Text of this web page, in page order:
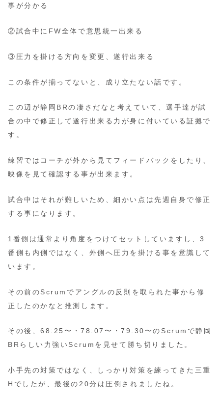
事が分かる
②試合中にFW全体で意思統一出来る
③圧力を掛ける方向を変更、遂行出来る
この条件が揃ってないと、成り立たない話です。
この辺が静岡BRの凄さだなと考えていて、選手達が試
合の中で修正して遂行出来る力が身に付いている証拠で
す。
練習ではコーチが外から見てフィードバックをしたり、
映像を見て確認する事が出来ます。
試合中はそれが難しいため、細かい点は先週自身で修正
する事になります。
1番側は通常より角度をつけてセットしていますし、3
番側も内側ではなく、外側へ圧力を掛ける事を意識して
います。
その前のScrumでアングルの反則を取られた事から修
正したのかなと推測します。
その後、68:25〜・78:07〜・79:30〜のScrumで静岡
BRらしい力強いScrumを見せて勝ち切りました。
小手先の対策ではなく、しっかり対策を練ってきた三重
Hでしたが、最後の20分は圧倒されましたね。